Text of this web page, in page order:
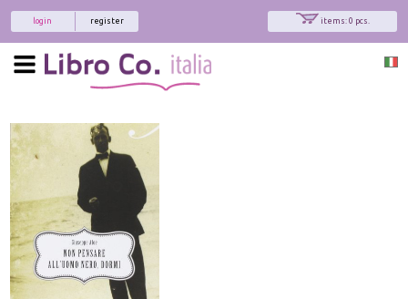
items: 0 pcs.
register
login